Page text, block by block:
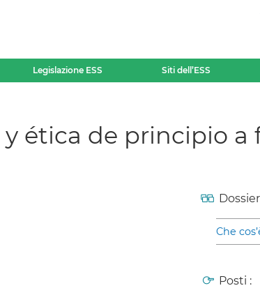
Legislazione ESS Siti dell’ESS
ética de principio a
Che
Posti :